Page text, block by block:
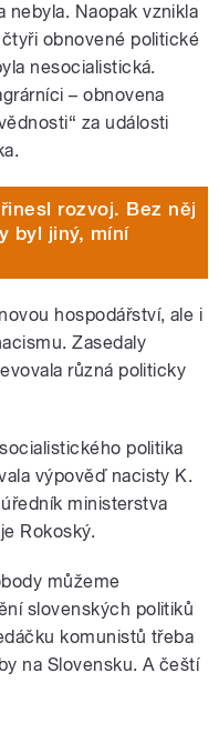
nebyla. Naopak vznikla
obnovené politické
nesocialistická.
– obnovena
za události
rozvoj. Bez něj
byl jiný, míní
hospodářství, ale i
Zasedaly
různá politicky
politika
výpověď nacisty K.
ministerstva
Rokoský.
můžeme
slovenských politiků
komunistů třeba
na Slovensku. A čeští